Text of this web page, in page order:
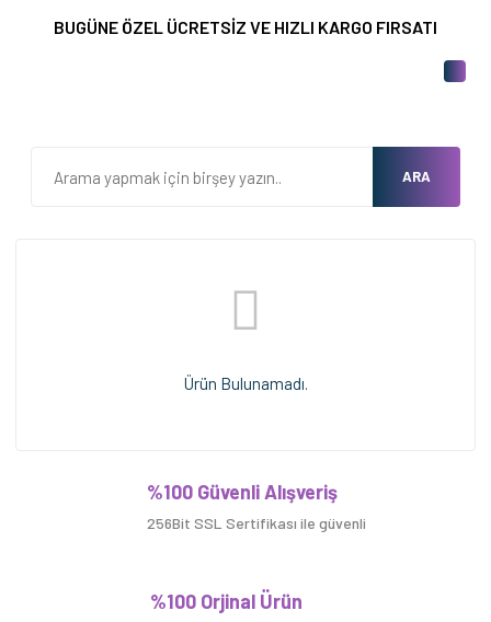
BUGÜNE ÖZEL ÜCRETSİZ VE HIZLI KARGO FIRSATI
ARA
Ürün Bulunamadı.
%100 Güvenli Alışveriş
256Bit SSL Sertifikası ile güvenli
%100 Orjinal Ürün